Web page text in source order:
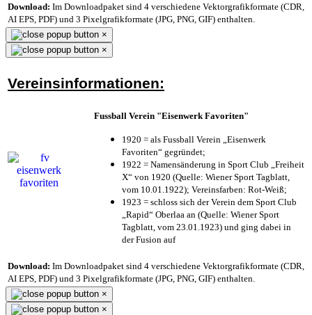
Download: Im Downloadpaket sind 4 verschiedene Vektorgrafikformate (CDR,
AI EPS, PDF) und 3 Pixelgrafikformate (JPG, PNG, GIF) enthalten.
×
×
Vereinsinformationen:
Fussball Verein "Eisenwerk Favoriten"
1920 = als Fussball Verein „Eisenwerk
Favoriten“ gegründet;
1922 = Namensänderung in Sport Club „Freiheit
X“ von 1920 (Quelle: Wiener Sport Tagblatt,
vom 10.01.1922); Vereinsfarben: Rot-Weiß;
1923 = schloss sich der Verein dem Sport Club
„Rapid“ Oberlaa an (Quelle: Wiener Sport
Tagblatt, vom 23.01.1923) und ging dabei in
der Fusion auf
Download: Im Downloadpaket sind 4 verschiedene Vektorgrafikformate (CDR,
AI EPS, PDF) und 3 Pixelgrafikformate (JPG, PNG, GIF) enthalten.
×
×